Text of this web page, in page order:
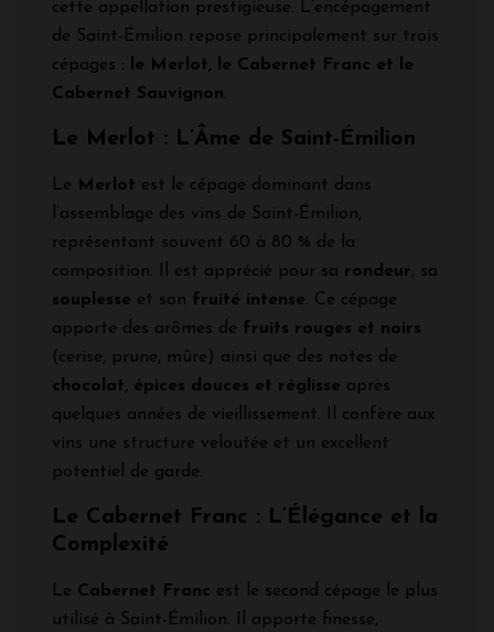
cette appellation prestigieuse. L’encépagement
de Saint-Émilion repose principalement sur trois
cépages :
le Merlot, le Cabernet Franc et le
Cabernet Sauvignon.
Le Merlot : L’Âme de Saint-Émilion
Le Merlot est le cépage dominant dans
l’assemblage des vins de Saint-Émilion,
représentant souvent 60 à 80 % de la
composition. Il est apprécié pour sa rondeur, sa
souplesse et son fruité intense. Ce cépage
apporte des arômes de fruits rouges et noirs
(cerise, prune, mûre) ainsi que des notes de
chocolat, épices douces et réglisse après
quelques années de vieillissement. Il confère aux
vins une structure veloutée et un excellent
potentiel de garde.
Le Cabernet Franc : L’Élégance et la
Complexité
Le Cabernet Franc est le second cépage le plus
utilisé à Saint-Émilion. Il apporte finesse,